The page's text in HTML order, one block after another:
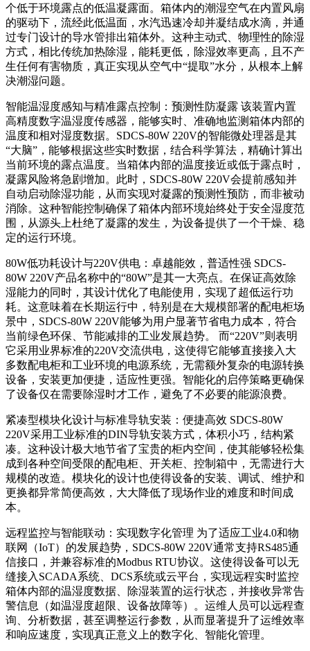
个低于环境露点的低温凝露面。箱体内的潮湿空气在内置风扇
的驱动下，流经此低温面，水汽迅速冷却并凝结成水滴，并通
过专门设计的导水管排出箱体外。这种主动式、物理性的除湿
方式，相比传统加热除湿，能耗更低，除湿效率更高，且不产
生任何有害物质，真正实现从空气中“提取”水分，从根本上解
决潮湿问题。
智能温湿度感知与精准露点控制：预测性防凝露 该装置内置
高精度数字温湿度传感器，能够实时、准确地监测箱体内部的
温度和相对湿度数据。SDCS-80W 220V的智能微处理器是其
“大脑”，能够根据这些实时数据，结合科学算法，精确计算出
当前环境的露点温度。当箱体内部的温度接近或低于露点时，
凝露风险将急剧增加。此时，SDCS-80W 220V会提前感知并
自动启动除湿功能，从而实现对凝露的预测性预防，而非被动
消除。这种智能控制确保了箱体内部环境始终处于安全湿度范
围，从源头上杜绝了凝露的发生，为设备提供了一个干燥、稳
定的运行环境。
80W低功耗设计与220V供电：卓越能效，普适性强 SDCS-
80W 220V产品名称中的“80W”是其一大亮点。在保证高效除
湿能力的同时，其设计优化了电能使用，实现了超低运行功
耗。这意味着在长期运行中，特别是在大规模部署的配电柜场
景中，SDCS-80W 220V能够为用户显著节省电力成本，符合
当前绿色环保、节能减排的工业发展趋势。 而“220V”则表明
它采用业界标准的220V交流供电，这使得它能够直接接入大
多数配电柜和工业环境的电源系统，无需额外复杂的电源转换
设备，安装更加便捷，适应性更强。智能化的启停策略更确保
了设备仅在需要除湿时才工作，避免了不必要的能源浪费。
紧凑型模块化设计与标准导轨安装：便捷高效 SDCS-80W
220V采用工业标准的DIN导轨安装方式，体积小巧，结构紧
凑。这种设计极大地节省了宝贵的柜内空间，使其能够轻松集
成到各种空间受限的配电柜、开关柜、控制箱中，无需进行大
规模的改造。模块化的设计也使得设备的安装、调试、维护和
更换都异常简便高效，大大降低了现场作业的难度和时间成
本。
远程监控与智能联动：实现数字化管理 为了适应工业4.0和物
联网（IoT）的发展趋势，SDCS-80W 220V通常支持RS485通
信接口，并兼容标准的Modbus RTU协议。这使得设备可以无
缝接入SCADA系统、DCS系统或云平台，实现远程实时监控
箱体内部的温湿度数据、除湿装置的运行状态，并接收异常告
警信息（如温湿度超限、设备故障等）。运维人员可以远程查
询、分析数据，甚至调整运行参数，从而显著提升了运维效率
和响应速度，实现真正意义上的数字化、智能化管理。